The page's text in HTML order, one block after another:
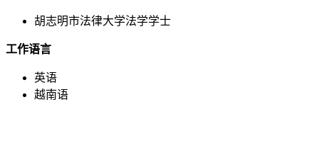
胡志明市法律大学法学学士
工作语言
英语
越南语